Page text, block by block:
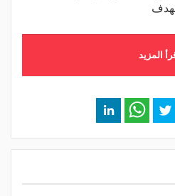
المزيد